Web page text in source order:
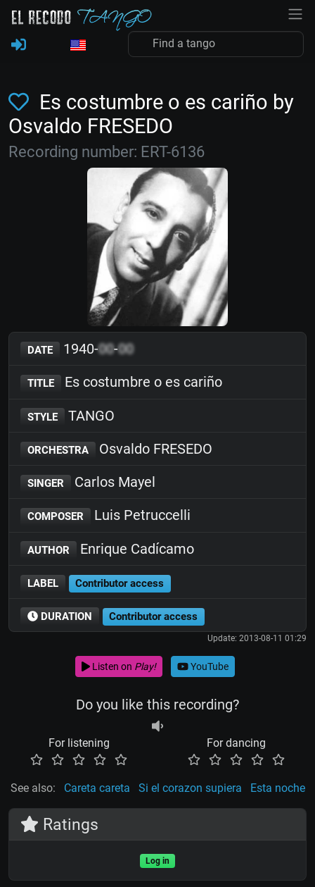
Es costumbre o es cariño by
Osvaldo FRESEDO
Recording number: ERT-6136
DATE 1940-00-00
TITLE Es costumbre o es cariño
STYLE TANGO
ORCHESTRA Osvaldo FRESEDO
SINGER Carlos Mayel
COMPOSER Luis Petruccelli
AUTHOR Enrique Cadícamo
LABEL Contributor access
DURATION Contributor access
Update: 2013-08-11 01:29
Listen on Play! YouTube
Do you like this recording?
For listening For dancing
See also: Careta careta Si el corazon supiera Esta noche
Ratings
Log in